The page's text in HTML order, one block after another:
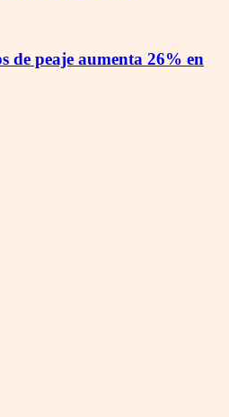
de peaje aumenta 26% en